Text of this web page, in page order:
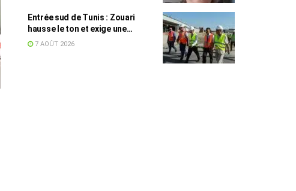
Entrée sud de Tunis : Zouari
hausse le ton et exige une
accélération des travaux
7 AOÛT 2026